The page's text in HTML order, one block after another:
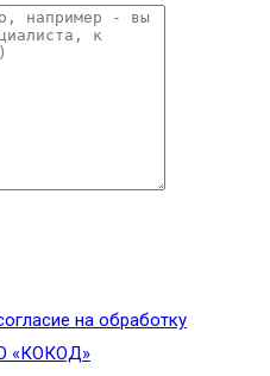
на обработку
«КОКОД»